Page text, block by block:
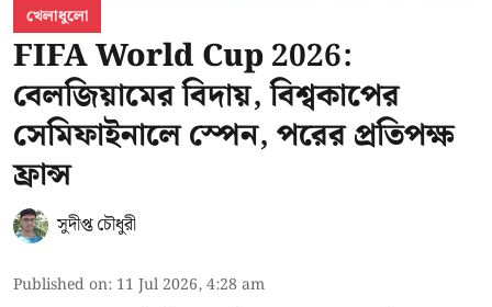
খেলাধুলো
FIFA World Cup 2026:
বেলজিয়ামের বিদায়, বিশ্বকাপের
সেমিফাইনালে স্পেন, পরের প্রতিপক্ষ
ফ্রান্স
সুদীপ্ত চৌধুরী
Published on: 11 Jul 2026, 4:28 am